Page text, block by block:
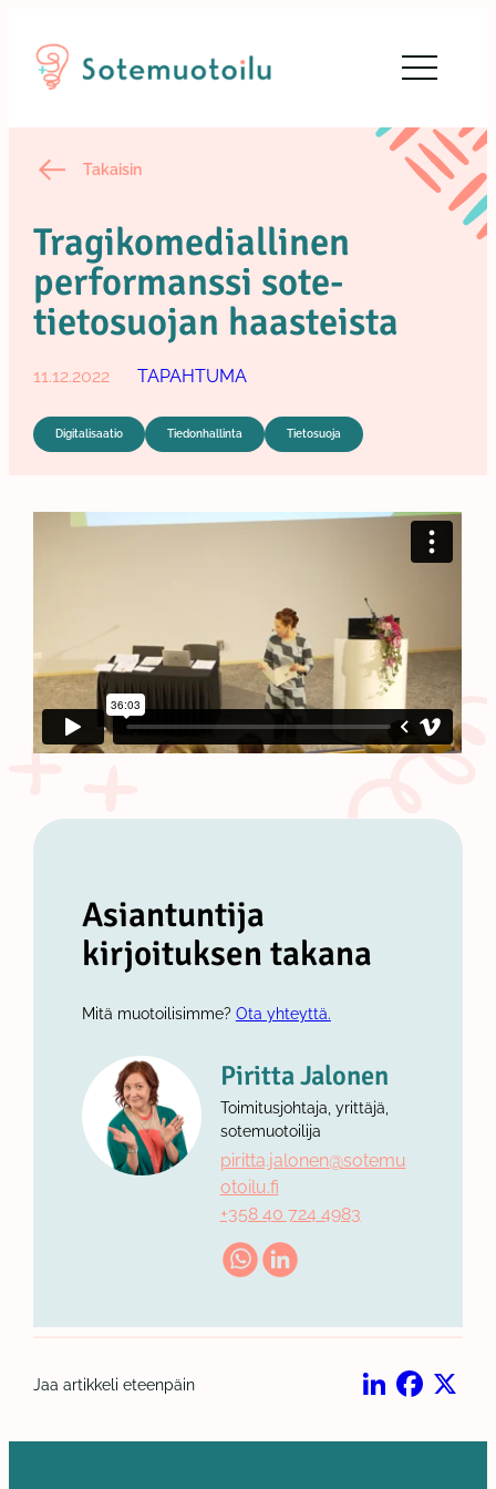
sisältöön
Takaisin
Tragikomediallinen
performanssi sote-
tietosuojan haasteista
11.12.2022 TAPAHTUMA
Digitalisaatio Tiedonhallinta Tietosuoja
Asiantuntija
kirjoituksen takana
Mitä muotoilisimme? Ota yhteyttä.
Piritta Jalonen
Toimitusjohtaja, yrittäjä,
sotemuotoilija
piritta.jalonen@sotemu
otoilu.fi
+358 40 724 4983
Jaa artikkeli eteenpäin